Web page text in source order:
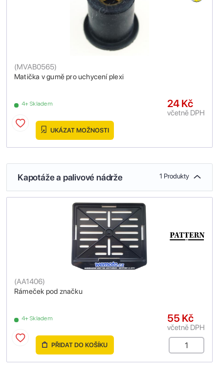
Matička v gumě pro uchycení plexi
(MVAB0565)
4+ Skladem 24 Kč
včetně DPH
UKÁZAT MOŽNOSTI
Kapotáže a palivové nádrže 1 Produkty
Rámeček pod značku
(AA1406)
4+ Skladem 55 Kč
včetně DPH
PŘIDAT DO KOŠÍKU